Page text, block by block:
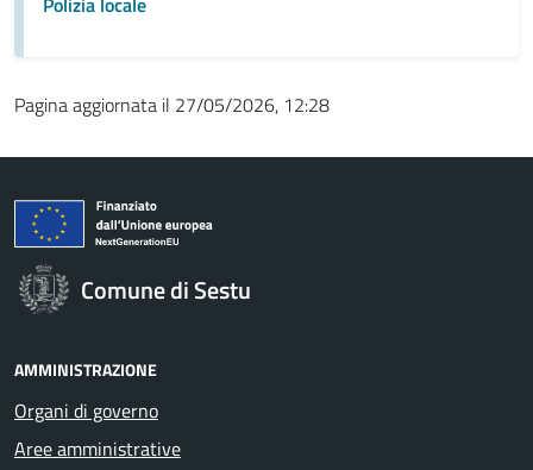
Pagina aggiornata il 27/05/2026, 12:28
Comune di Sestu
AMMINISTRAZIONE
Organi di governo
Aree amministrative